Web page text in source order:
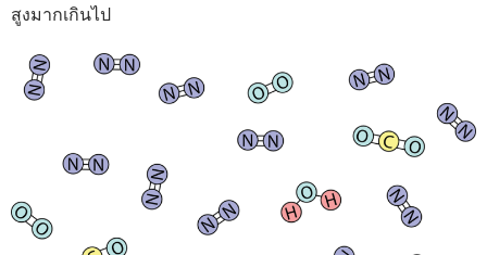
สูงมากเกินไป